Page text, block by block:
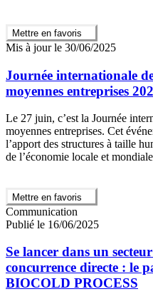
Mettre en favoris
Mis à jour le 30/06/2025
Journée internationale
moyennes entreprises
Le 27 juin, c’est la Journée
moyennes entreprises. Cet
l’apport des structures à taille
de l’économie locale et
Mettre en favoris
Communication
Publié le 16/06/2025
Se lancer dans un
concurrence directe : le
BIOCOLD PROCESS